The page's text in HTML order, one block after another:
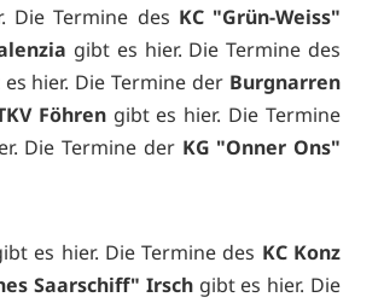
Die Termine des KC "Grün-Weiss"
gibt es hier. Die Termine des
hier. Die Termine der Burgnarren
Föhrengibt es hier. Die Termine
Die Termine der KG "Onner Ons"
es hier. Die Termine des KC Konz
Saarschiff" Irschgibt es hier. Die